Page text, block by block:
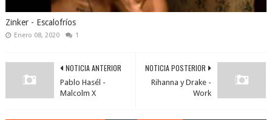
Zinker - Escalofríos
Enero 08, 2020 1
NOTICIA POSTERIOR
Rihanna y Drake -
Work
NOTICIA ANTERIOR
Pablo Hasél -
Malcolm X